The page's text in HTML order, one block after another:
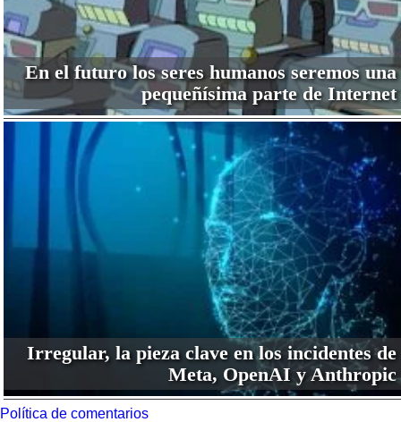
En el futuro los seres humanos seremos una
pequeñísima parte de Internet
Irregular, la pieza clave en los incidentes de
Meta, OpenAI y Anthropic
Política de comentarios